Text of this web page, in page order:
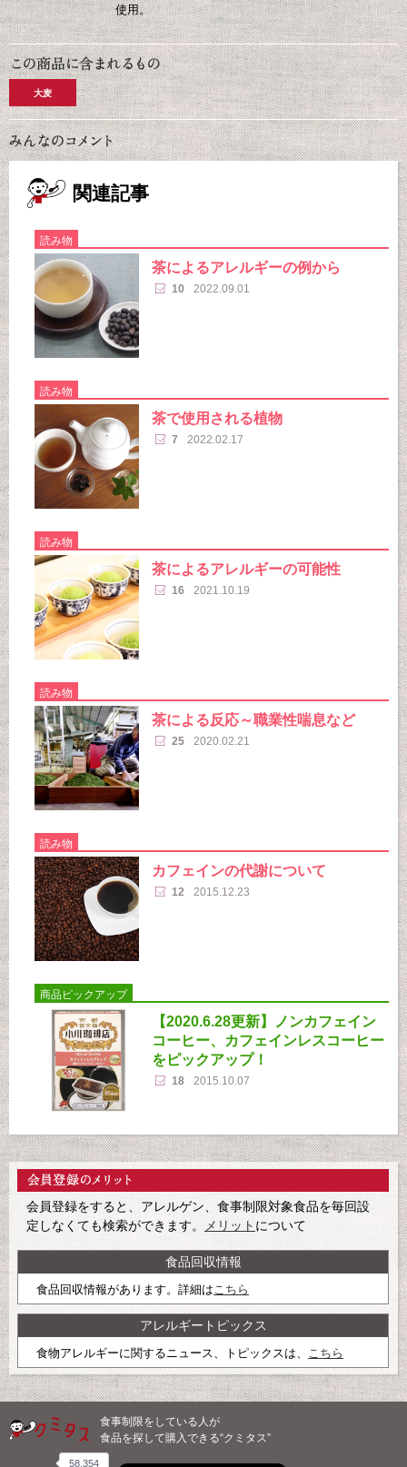
使用。
大麦
関連記事
読み物
茶によるアレルギーの例から
10 2022.09.01
読み物
茶で使用される植物
7 2022.02.17
読み物
茶によるアレルギーの可能性
16 2021.10.19
読み物
茶による反応～職業性喘息など
25 2020.02.21
読み物
カフェインの代謝について
12 2015.12.23
商品ピックアップ
【2020.6.28更新】ノンカフェイン
コーヒー、カフェインレスコーヒー
をピックアップ！
18 2015.10.07
会員登録をすると、アレルゲン、食事制限対象食品を毎回設
定しなくても検索ができます。
メリット について
食品回収情報
食品回収情報があります。詳細はこちら
アレルギートピックス
食物アレルギーに関するニュース、トピックスは、 こちら
食事制限をしている人が
食品を探して購入できる“クミタス”
58,354